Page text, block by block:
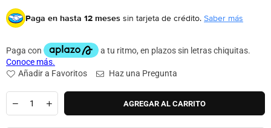
Paga en hasta 12 meses sin tarjeta de crédito. Saber más
Añadir a Favoritos Haz una Pregunta
Cantidad
AGREGAR AL CARRITO